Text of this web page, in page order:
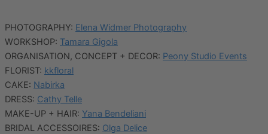
PHOTOGRAPHY: Elena Widmer Photography
WORKSHOP: Tamara Gigola
ORGANISATION, CONCEPT + DECOR: Peony Studio Events
FLORIST: kkfloral
CAKE: Nabirka
DRESS: Cathy Telle
MAKE-UP + HAIR: Yana Bendeliani
BRIDAL ACCESSOIRES: Olga Delice